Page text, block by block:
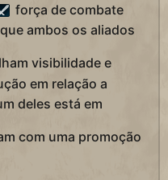
força de combate
ambos os aliados
visibilidade e
em relação a
deles está em
com uma promoção